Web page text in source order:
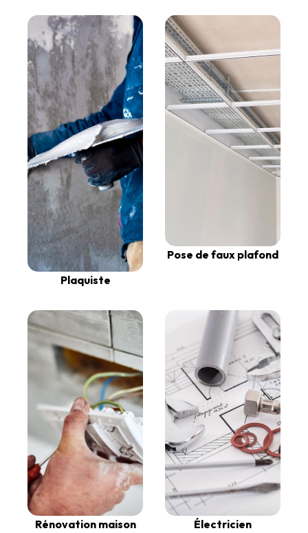
Plaquiste
Pose de faux plafond
Rénovation maison Électricien